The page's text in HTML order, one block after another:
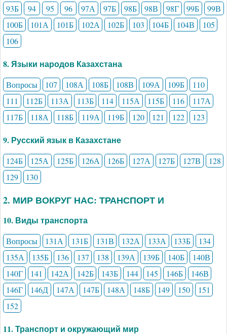
93Б 94 95 96 97А 97Б 98Б 98В 98Г 99Б
99В
100Б
101А 101Б 102А 102Б 103 104Б 104В
105
106
8. Языки народов Казахстана
Вопросы 107 108А 108Б 108В 109А 109Б
110
111
112Б 113А 113Б 114 115А 115Б 116
117А
117Б
118А 118Б 119А 119Б 120 121 122 123
9. Русский язык в Казахстане
124Б 125А 125Б 126А 126Б 127А 127Б 127В
128
129
130
2. МИР ВОКРУГ НАС: ТРАНСПОРТ И
10. Виды транспорта
Вопросы 131А 131Б 131В 132А 133А 133Б
134
135А
135Б 136 137 138 139А 139Б 140Б
140В
140Г
141 142А 142Б 143Б 144 145 146Б
146В
146Г
146Д 147А 147Б 148А 148Б 149 150
151
152
11. Транспорт и окружающий мир